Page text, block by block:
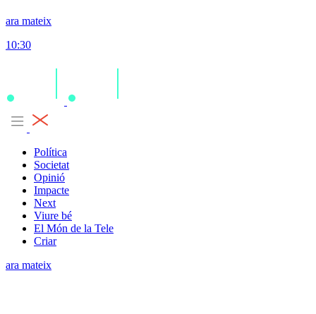
ara mateix
10:30
Política
Societat
Opinió
Impacte
Next
Viure bé
El Món de la Tele
Criar
ara mateix